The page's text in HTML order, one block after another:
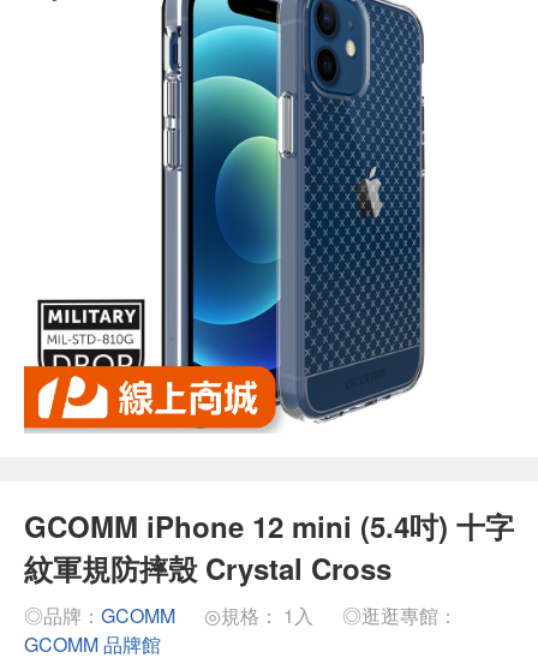
GCOMM iPhone 12 mini (5.4吋) 十字
紋軍規防摔殼 Crystal Cross
◎品牌： GCOMM ◎規格： 1入
◎逛逛專館：
GCOMM 品牌館